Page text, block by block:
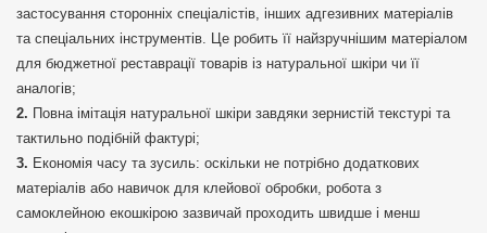
застосування сторонніх спеціалістів, інших адгезивних матеріалів
та спеціальних інструментів. Це робить її найзручнішим матеріалом
для бюджетної реставрації товарів із натуральної шкіри чи її
аналогів;
Повна імітація натуральної шкіри завдяки зернистій текстурі та
тактильно подібній фактурі;
Економія часу та зусиль: оскільки не потрібно додаткових
матеріалів або навичок для клейової обробки, робота з
самоклейною екошкірою зазвичай проходить швидше і менш